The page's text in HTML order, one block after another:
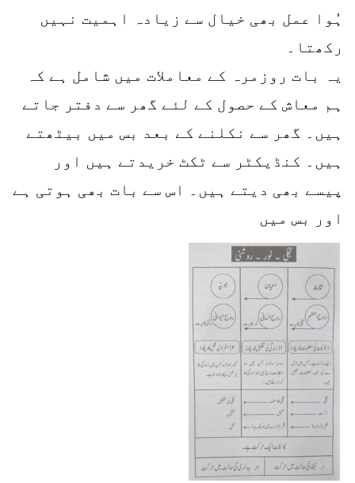
ہُوا عمل بھی خیال سے زیادہ اہمیت نہیں
رکھتا۔
یہ بات روزمرہ کے معاملات میں شامل ہے کہ
ہم معاش کے حصول کے لئے گھر سے دفتر جاتے
ہیں۔ گھر سے نکلنے کے بعد بس میں بیٹھتے
ہیں۔ کنڈیکٹر سے ٹکٹ خریدتے ہیں اور
پیسے بھی دیتے ہیں۔ اس سے بات بھی ہوتی ہے
اور بس میں